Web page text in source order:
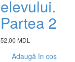
elevului.
Partea 2
52,00 MDL
Adaugă în coș